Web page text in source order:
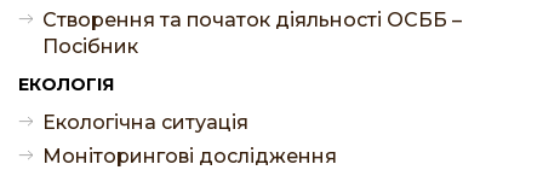
Створення та початок діяльності ОСББ –
Посібник
ЕКОЛОГІЯ
Екологічна ситуація
Моніторингові дослідження